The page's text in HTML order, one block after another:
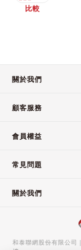
比較
關於我們
顧客服務
會員權益
常見問題
關於我們
和泰聯網股份有限公